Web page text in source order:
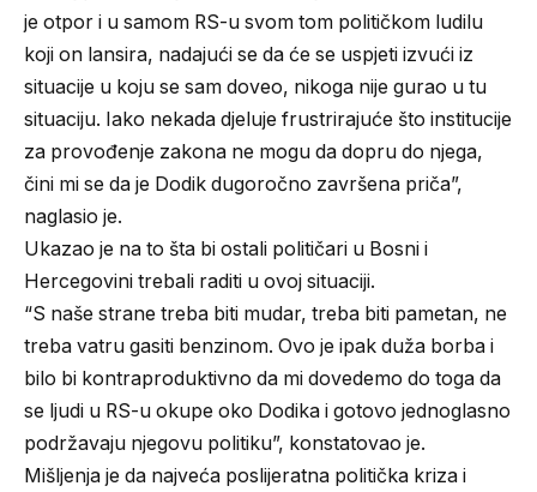
je otpor i u samom RS-u svom tom političkom ludilu
koji on lansira, nadajući se da će se uspjeti izvući iz
situacije u koju se sam doveo, nikoga nije gurao u tu
situaciju. Iako nekada djeluje frustrirajuće što institucije
za provođenje zakona ne mogu da dopru do njega,
čini mi se da je Dodik dugoročno završena priča”,
naglasio je.
Ukazao je na to šta bi ostali političari u Bosni i
Hercegovini trebali raditi u ovoj situaciji.
“S naše strane treba biti mudar, treba biti pametan, ne
treba vatru gasiti benzinom. Ovo je ipak duža borba i
bilo bi kontraproduktivno da mi dovedemo do toga da
se ljudi u RS-u okupe oko Dodika i gotovo jednoglasno
podržavaju njegovu politiku”, konstatovao je.
Mišljenja je da najveća poslijeratna politička kriza i